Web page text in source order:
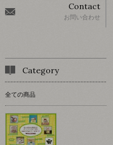
Contact
お問い合わせ
Category
全ての商品